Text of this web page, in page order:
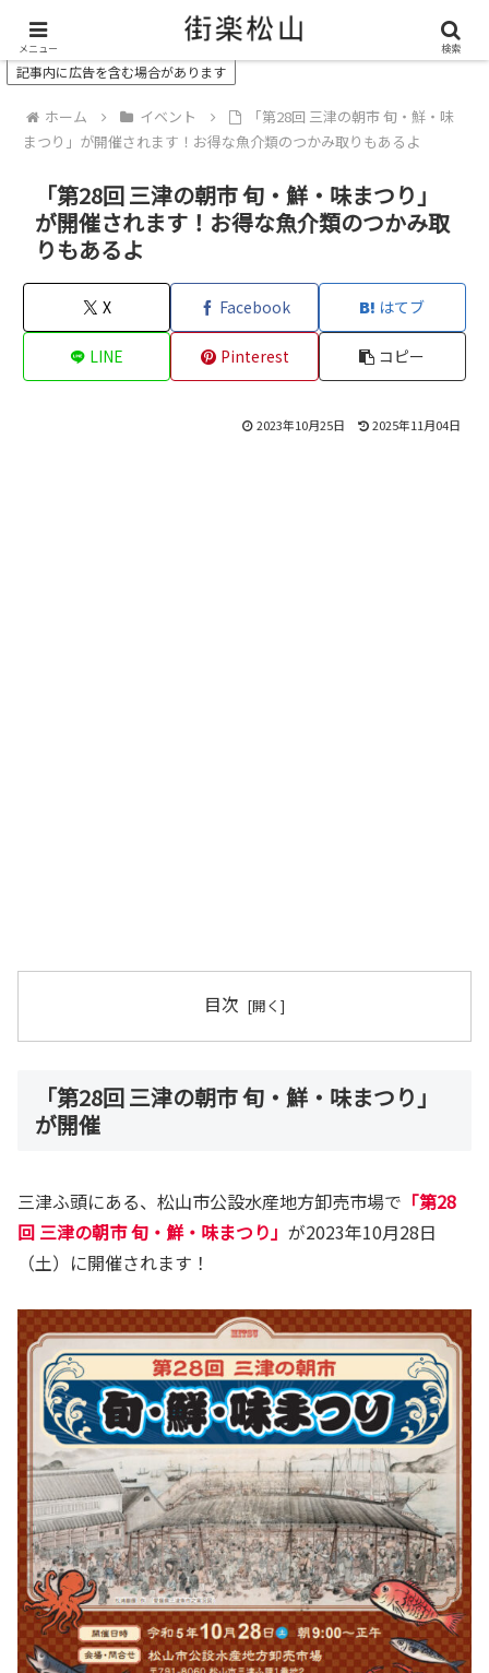
＼ 松山の街を“オモシロク”する地域情報メディア ／
記事内に広告を含む場合があります
ホーム イベント
「第28回 三津の朝市 旬・鮮・味
まつり」が開催されます！お得な魚介類のつかみ取りもあるよ
「第28回 三津の朝市 旬・鮮・味まつり」
が開催されます！お得な魚介類のつかみ取
りもあるよ
X Facebook はてブ
LINE Pinterest コピー
2023年10月25日 2025年11月04日
目次
「第28回 三津の朝市 旬・鮮・味まつり」
が開催
三津ふ頭にある、松山市公設水産地方卸売市場で 「第28
回 三津の朝市 旬・鮮・味まつり」 が2023年10月28日
（土）に開催されます！
メニュー 検索